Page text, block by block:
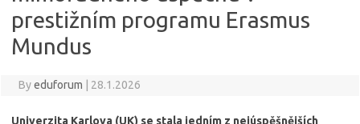
prestižním programu Erasmus
Mundus
Byeduforum 28.1.2026
Univerzita Karlova (UK) se stala jedním z nejúspěšnějších